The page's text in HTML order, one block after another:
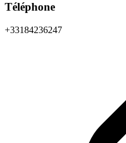
Téléphone
+33184236247